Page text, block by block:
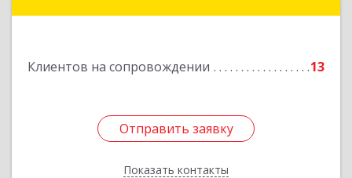
Клиентов на сопровождении 13
Отправить заявку
Показать контакты
Отправить заявку
Назад